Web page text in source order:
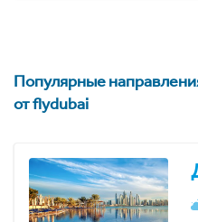
Популярные
от flydubai